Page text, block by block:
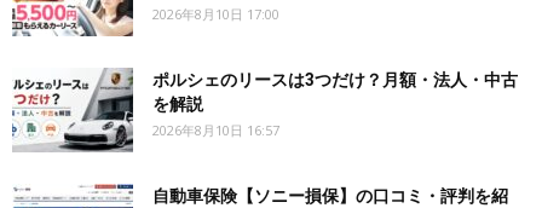
2026年8月10日 17:00
ポルシェのリースは3つだけ？月額・法人・中古
を解説
2026年8月10日 16:57
自動車保険【ソニー損保】の口コミ・評判を紹